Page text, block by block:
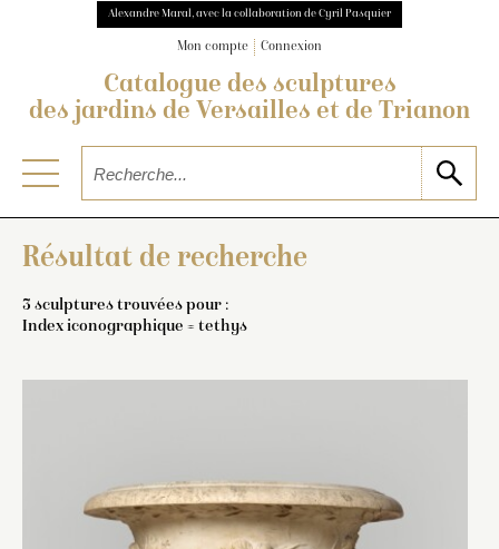
Alexandre Maral, avec la collaboration de Cyril Pasquier
Mon compte Connexion
Catalogue des sculptures
des jardins de Versailles et de Trianon
Résultat de recherche
3 sculptures trouvées pour :
Index iconographique = tethys